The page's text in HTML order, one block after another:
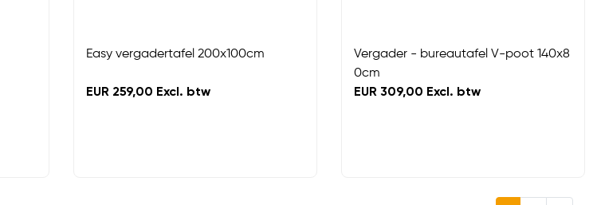
Easy vergadertafel 200x100cm
EUR 259,00 Excl. btw
Vergader - bureautafel V-poot 140x8
0cm
EUR 309,00 Excl. btw